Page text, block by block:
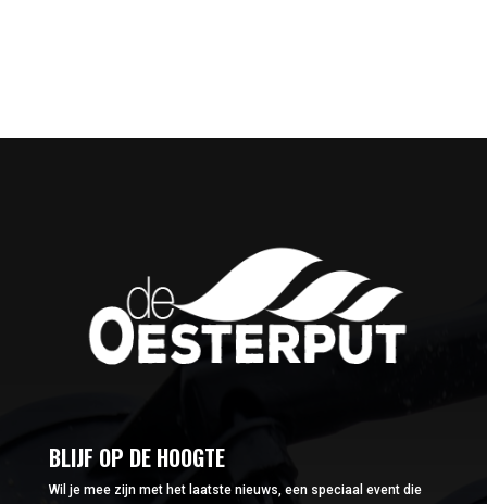
BLIJF OP DE HOOGTE
Wil je mee zijn met het laatste nieuws, een speciaal event die